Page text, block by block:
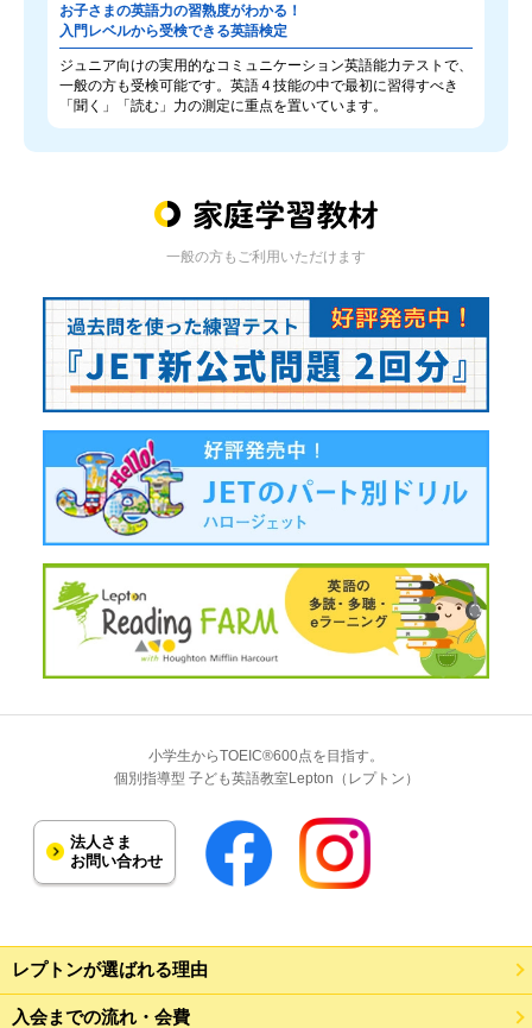
お子さまの英語力の習熟度がわかる！
入門レベルから受検できる英語検定
ジュニア向けの実用的なコミュニケーション英語能力テストで、
一般の方も受検可能です。英語４技能の中で最初に習得すべき
「聞く」「読む」力の測定に重点を置いています。
一般の方もご利用いただけます
小学生からTOEIC®600点を目指す。
個別指導型 子ども英語教室Lepton（レプトン）
法人さま
お問い合わせ
レプトンが選ばれる理由
入会までの流れ・会費